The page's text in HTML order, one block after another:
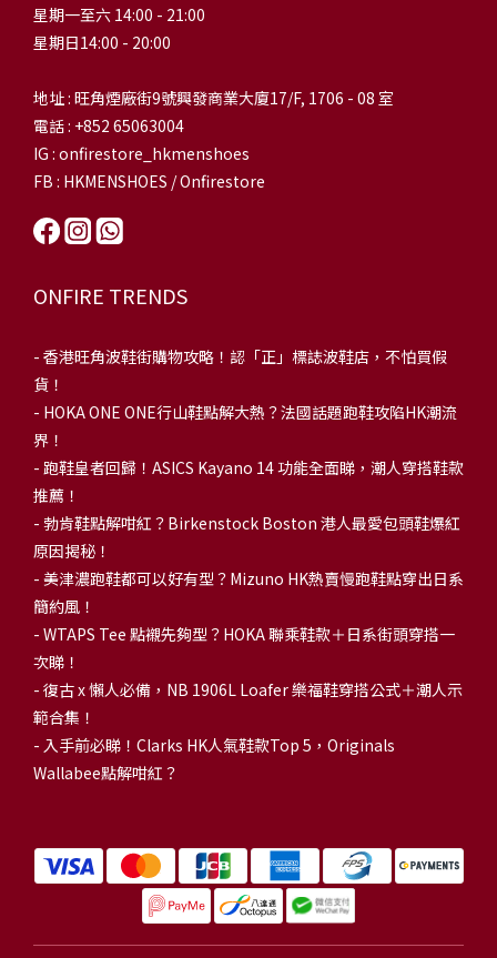
星期一至六 14:00 - 21:00
星期日14:00 - 20:00
地址 : 旺角煙廠街9號興發商業大廈17/F, 1706 - 08 室
電話 : +852 65063004
IG : onfirestore_hkmenshoes
FB : HKMENSHOES / Onfirestore
ONFIRE TRENDS
- 香港旺角波鞋街購物攻略！認「正」標誌波鞋店，不怕買假
貨！
- HOKA ONE ONE行山鞋點解大熱？法國話題跑鞋攻陷HK潮流
界！
- 跑鞋皇者回歸！ASICS Kayano 14 功能全面睇，潮人穿搭鞋款
推薦！
- 勃肯鞋點解咁紅？Birkenstock Boston 港人最愛包頭鞋爆紅
原因揭秘！
- 美津濃跑鞋都可以好有型？Mizuno HK熱賣慢跑鞋點穿出日系
簡約風！
- WTAPS Tee 點襯先夠型？HOKA 聯乘鞋款＋日系街頭穿搭一
次睇！
- 復古 x 懶人必備，NB 1906L Loafer 樂福鞋穿搭公式＋潮人示
範合集！
- 入手前必睇！Clarks HK人氣鞋款Top 5，Originals
Wallabee點解咁紅？